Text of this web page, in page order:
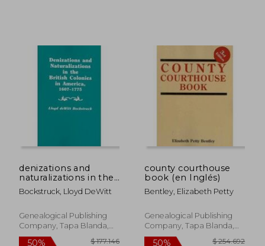
dcto. $ 55.410 dcto.
denizations and
naturalizations in the
british colonies in
america, 1607-1775
Bockstruck, Lloyd DeWitt
Genealogical Publishing
Company, Tapa Blanda,
Nuevo
county courthouse
book (en Inglés)
Bentley, Elizabeth Petty
Genealogical Publishing
Company, Tapa Blanda,
Nuevo